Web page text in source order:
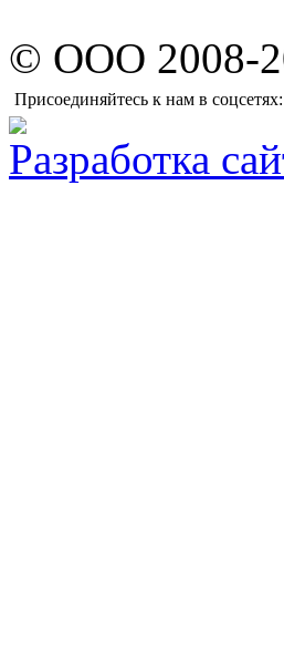
© ООО 2008-
Присоединяйтесь к нам в соцсетях:
Разработка